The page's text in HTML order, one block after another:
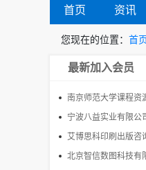
首页 资讯
您现在的位置： 首页
最新加入会员
南京师范大学课程资
宁波八益实业有限公
艾博思科印刷出版咨询
北京智信数图科技有